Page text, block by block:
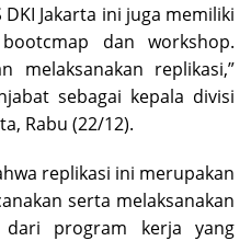
DKI Jakarta ini juga memiliki
dan workshop.
melaksanakan replikasi,”
sebagai kepala divisi
Rabu (22/12).
replikasi ini merupakan
serta melaksanakan
dari program kerja yang